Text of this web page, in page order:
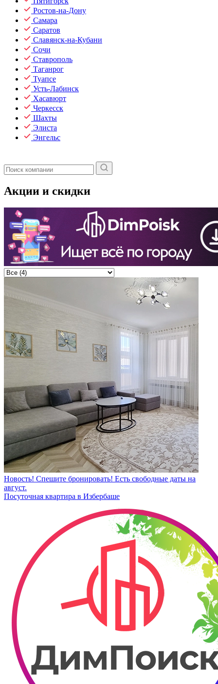
Ростов-на-Дону
Самара
Саратов
Славянск-на-Кубани
Сочи
Ставрополь
Таганрог
Туапсе
Усть-Лабинск
Хасавюрт
Черкесск
Шахты
Элиста
Энгельс
Акции и скидки
Новость! Спешите бронировать! Есть свободные даты на
август.
Посуточная квартира в Избербаше